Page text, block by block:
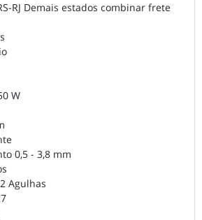
RS-RJ Demais estados combinar frete
W
0,5 - 3,8 mm
Agulhas